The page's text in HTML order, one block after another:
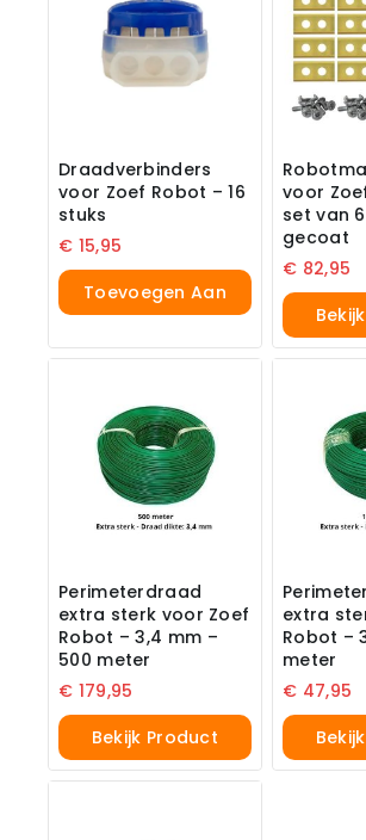
Draadverbinders
voor Zoef Robot – 16
stuks
€ 15,95
Toevoegen Aan
voor
set van
gecoat
€ 82,95
Perimeterdraad
extra sterk voor Zoef
Robot – 3,4 mm –
500 meter
€ 179,95
Bekijk Product
extra
Robot –
meter
€ 47,95